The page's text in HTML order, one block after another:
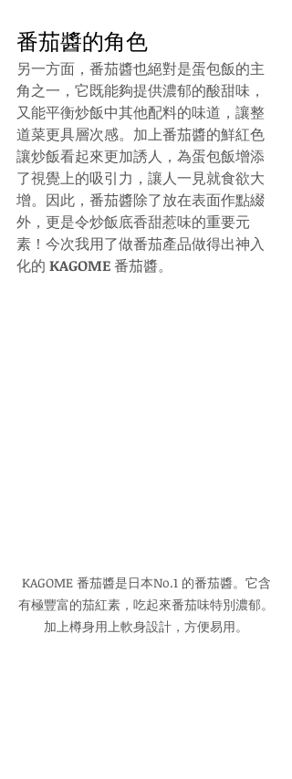
番茄醬的角色
另一方面，番茄醬也絕對是蛋包飯的主
角之一，它既能夠提供濃郁的酸甜味，
又能平衡炒飯中其他配料的味道，讓整
道菜更具層次感。加上番茄醬的鮮紅色
讓炒飯看起來更加誘人，為蛋包飯增添
了視覺上的吸引力，讓人一見就食欲大
增。因此，番茄醬除了放在表面作點綴
外，更是令炒飯底香甜惹味的重要元
素！今次我用了做番茄產品做得出神入
化的 KAGOME 番茄醬。
KAGOME 番茄醬是日本No.1 的番茄醬。它含
有極豐富的茄紅素，吃起來番茄味特別濃郁。
加上樽身用上軟身設計，方便易用。